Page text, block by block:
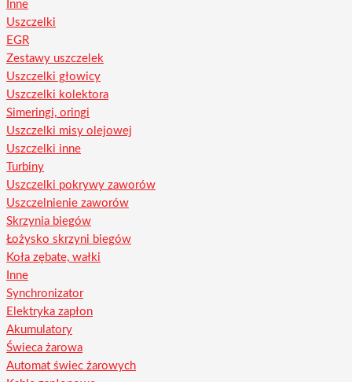
Inne
Uszczelki
EGR
Zestawy uszczelek
Uszczelki głowicy
Uszczelki kolektora
Simeringi, oringi
Uszczelki misy olejowej
Uszczelki inne
Turbiny
Uszczelki pokrywy zaworów
Uszczelnienie zaworów
Skrzynia biegów
Łożysko skrzyni biegów
Koła zębate, wałki
Inne
Synchronizator
Elektryka zapłon
Akumulatory
Świeca żarowa
Automat świec żarowych